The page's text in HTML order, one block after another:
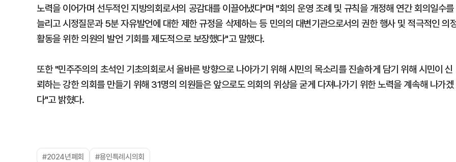
노력을 이어가며 선두적인 지방의회로서의 공감대를 이끌어냈다"며 "회의 운영 조례 및 규칙을 개정해 연간 회의일수를
늘리고 시정질문과 5분 자유발언에 대한 제한 규정을 삭제하는 등 민의의 대변기관으로서의 권한 행사 및 적극적인 의
활동을 위한 의원의 발언 기회를 제도적으로 보장했다"고 말했다.
또한 "민주주의의 초석인 기초의회로서 올바른 방향으로 나아가기 위해 시민의 목소리를 진솔하게 담기 위해 시민이 신
뢰하는 강한 의회를 만들기 위해 31명의 의원들은 앞으로도 의회의 위상을 굳게 다져나가기 위한 노력을 계속해 나가겠
다"고 밝혔다.
#2024년폐회 #용인특례시의회